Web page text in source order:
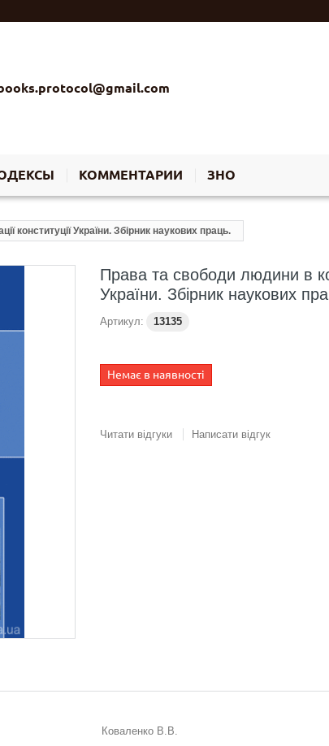
КОММЕНТАРИИ ЗНО
конституції України. Збірник наукових праць.
Права та свободи людини в
України. Збірник наукових
Артикул: 13135
Немає в наявності
Читати відгуки Написати відгук
Коваленко В.В.